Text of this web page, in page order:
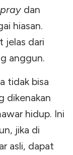
dan
hiasan.
jelas dari
anggun.
tidak bisa
dikenakan
hidup. Ini
jika di
asli, dapat